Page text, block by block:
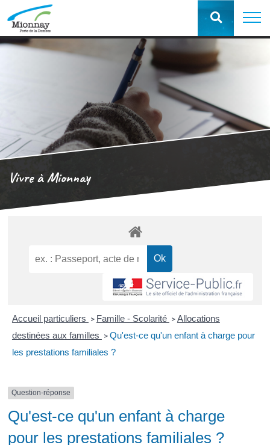
Vivre à Mionnay
Accueil particuliers > Famille - Scolarité > Allocations
destinées aux familles > Qu'est-ce qu'un enfant à charge pour
les prestations familiales ?
Question-réponse
Qu'est-ce qu'un enfant à charge
pour les prestations familiales ?